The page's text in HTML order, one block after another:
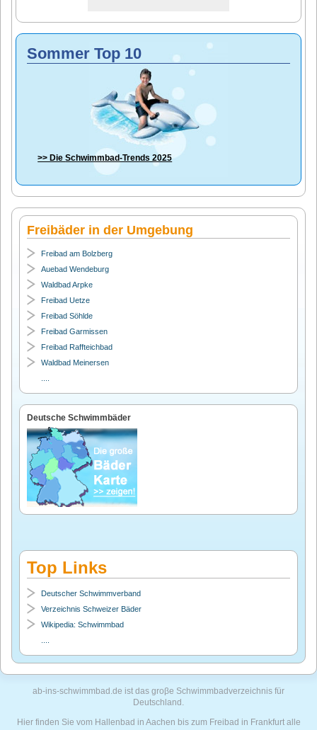
Sommer Top 10
>> DieSchwimmbad-Trends 2025
Freibäder in der Umgebung
Freibad am Bolzberg
Auebad Wendeburg
Waldbad Arpke
Freibad Uetze
Freibad Söhlde
Freibad Garmissen
Freibad Raffteichbad
Waldbad Meinersen
Deutsche Schwimmbäder
Top Links
Deutscher Schwimmverband
Verzeichnis Schweizer Bäder
Wikipedia: Schwimmbad
ab-ins-schwimmbad.de ist das groβe Schwimmbadverzeichnis für
Deutschland.
Hier finden Sie vom Hallenbad in Aachen bis zum Freibad in Frankfurt alle